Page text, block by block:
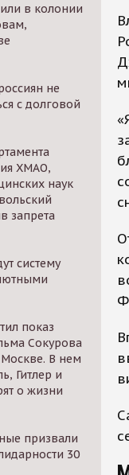
в колонии
не
с долговой
ХМАО,
наук
запрета
систему
показ
Сокурова
В нем
Гитлер и
о жизни
призвали
30